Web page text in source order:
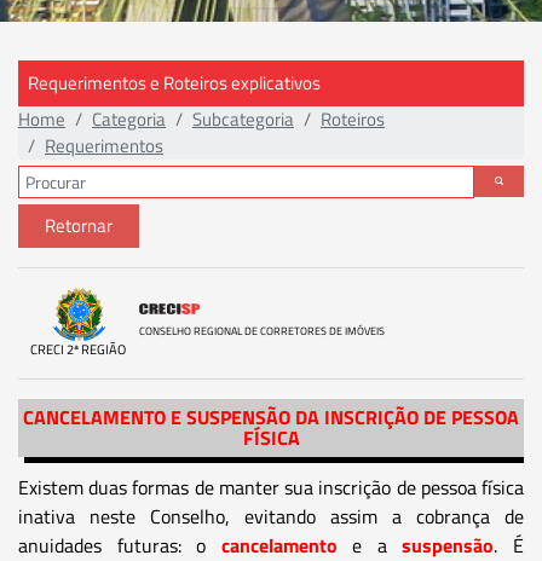
Requerimentos e Roteiros explicativos
Home
Categoria Subcategoria
Roteiros
Requerimentos
Retornar
CRECI 2ª REGIÃO
CONSELHO REGIONAL DE CORRETORES DE IMÓVEIS
CANCELAMENTO E SUSPENSÃO DA INSCRIÇÃO DE PESSOA
FÍSICA
Existem duas formas de manter sua inscrição de pessoa física
inativa neste Conselho, evitando assim a cobrança de
anuidades futuras: o cancelamento e asuspensão. É